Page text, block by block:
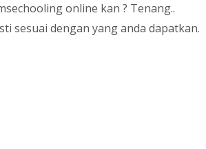
online kan ? Tenang..
sesuai dengan yang anda dapatkan.